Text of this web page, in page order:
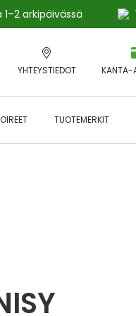
arkipäivässä
YHTEYSTIEDOT KANTA-
OIREET TUOTEMERKIT